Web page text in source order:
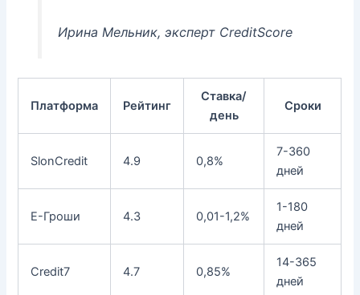
Ирина Мельник, эксперт CreditScore
Платформа Рейтинг
Ставка/
день
Сроки
SlonCredit 4.9 0,8%
7-360
дней
Е-Гроши 4.3 0,01-1,2%
1-180
дней
Credit7 4.7 0,85%
14-365
дней